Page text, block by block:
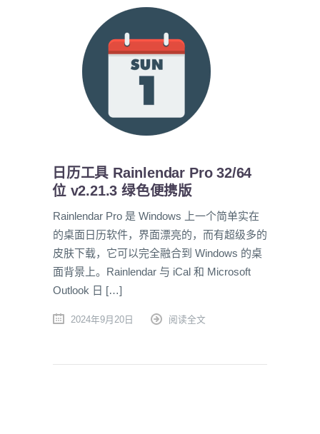
日历工具 Rainlendar Pro 32/64
位 v2.21.3 绿色便携版
Rainlendar Pro 是 Windows 上一个简单实在
的桌面日历软件，界面漂亮的，而有超级多的
皮肤下载，它可以完全融合到 Windows 的桌
面背景上。Rainlendar 与 iCal 和 Microsoft
Outlook 日 […]
2024年9月20日 阅读全文